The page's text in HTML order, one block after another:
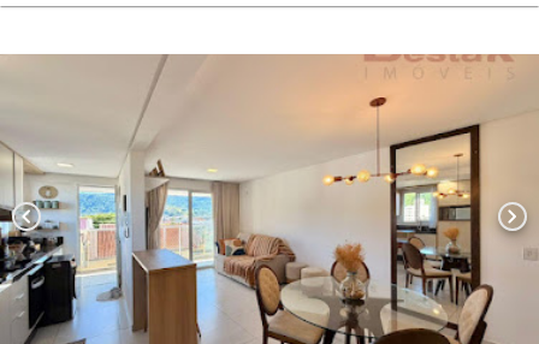
chevron_left chevron_right